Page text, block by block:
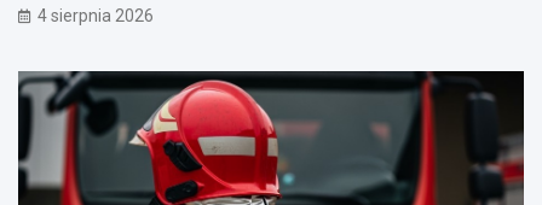
4 sierpnia 2026